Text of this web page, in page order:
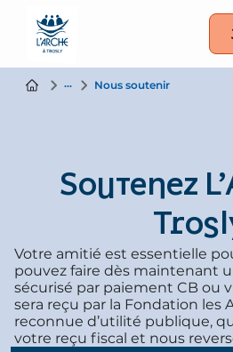
ParticiperNous soutenir
Soutenez
Votre amitié est essentielle
pouvez faire dès maintenant
sécurisé par paiement CB ou
sera reçu par la Fondation les
reconnue d’utilité publique,
votre reçu fiscal et nous